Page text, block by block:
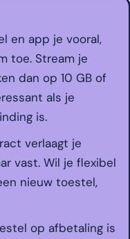
en app je vooral,
toe. Stream je
dan op 10 GB of
als je
is.
verlaagt je
vast. Wil je flexibel
nieuw toestel,
op afbetaling is